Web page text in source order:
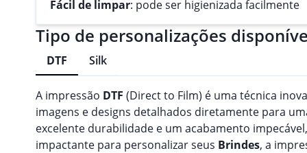
Fácil de limpar: pode ser higienizada facilmente
Tipo de personalizações
DTF Silk
A impressão DTF (Direct to Film) é uma técnica
imagens e designs detalhados diretamente para
excelente durabilidade e um acabamento
impactante para personalizar seus Brindes, a